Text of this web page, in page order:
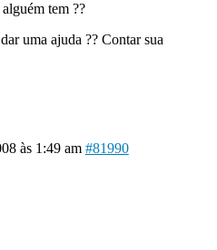
tem ??
uma ajuda ?? Contar sua
às 1:49 am #81990